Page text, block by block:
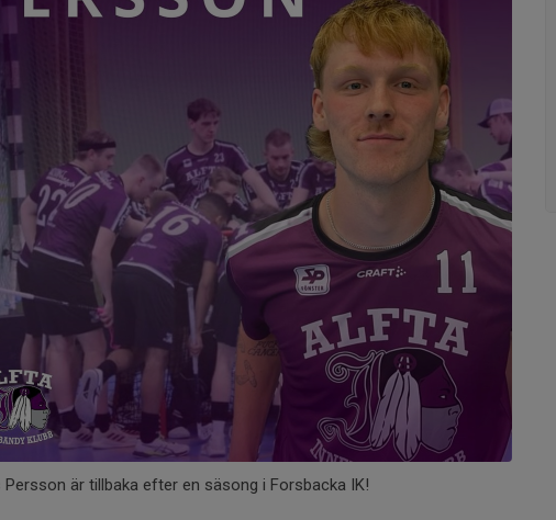
Persson är tillbaka efter en säsong i Forsbacka IK!